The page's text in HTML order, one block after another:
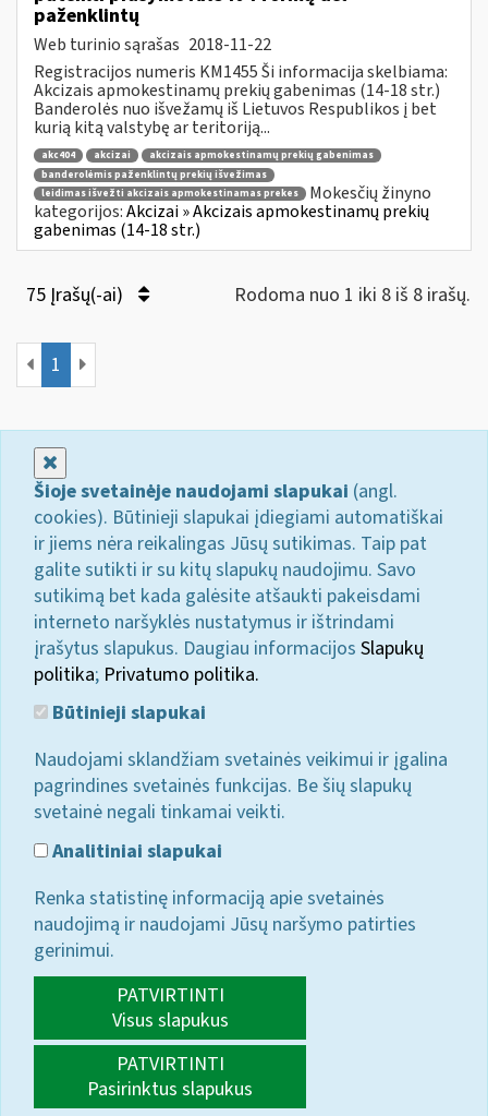
paženklintų
Web turinio sąrašas 2018-11-22
Registracijos numeris KM1455 Ši informacija skelbiama:
Akcizais apmokestinamų prekių gabenimas (14-18 str.)
Banderolės nuo išvežamų iš Lietuvos Respublikos į bet
kurią kitą valstybę ar teritoriją...
akc404 akcizai
akcizais apmokestinamų prekių gabenimas
banderolėmis paženklintų prekių išvežimas
leidimas išvežti akcizais apmokestinamas prekes
Mokesčių žinyno
kategorijos:Akcizai » Akcizais apmokestinamų prekių
gabenimas (14-18 str.)
75 Įrašų(-ai) Rodoma nuo 1 iki 8 iš 8 irašų.
1
Šioje svetainėje naudojami slapukai (angl.
cookies). Būtinieji slapukai įdiegiami automatiškai
ir jiems nėra reikalingas Jūsų sutikimas. Taip pat
galite sutikti ir su kitų slapukų naudojimu. Savo
sutikimą bet kada galėsite atšaukti pakeisdami
interneto naršyklės nustatymus ir ištrindami
įrašytus slapukus. Daugiau informacijos Slapukų
politika; Privatumo politika.
Būtinieji slapukai
Naudojami sklandžiam svetainės veikimui ir įgalina
pagrindines svetainės funkcijas. Be šių slapukų
svetainė negali tinkamai veikti.
Analitiniai slapukai
Renka statistinę informaciją apie svetainės
naudojimą ir naudojami Jūsų naršymo patirties
gerinimui.
PATVIRTINTI
Visus slapukus
PATVIRTINTI
Pasirinktus slapukus